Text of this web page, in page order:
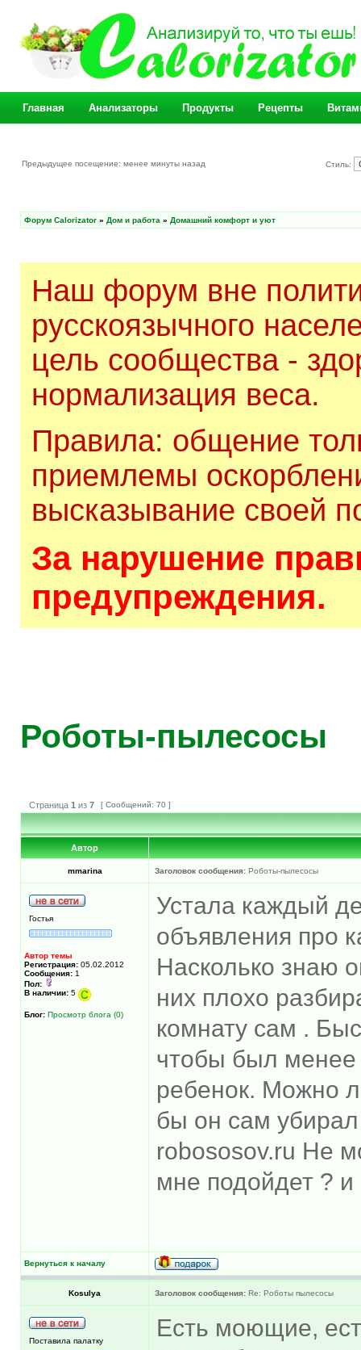
Главная Анализаторы Продукты Рецепты
Предыдущее посещение: менее минуты назад Стиль:
Форум Calorizator » Дом и работа » Домашний комфорт и уют
Наш форум вне
русскоязычного
цель сообщества -
нормализация веса.
Правила: общение
приемлемы
высказывание своей
За нарушение
предупреждения.
Роботы-пылесосы
Страница 1 из 7 [ Сообщений: 70 ]
Автор
mmarina Заголовок сообщения: Роботы-пылесосы
Гостья
Автор темы
Регистрация: 05.02.2012
Сообщения: 1
Пол:
В наличии: 5
Блог: Просмотр блога (0)
Устала каждый
объявления про
Насколько знаю
них плохо
комнату сам .
чтобы был
ребенок. Можно
бы он сам убирал
robososov.ru Не
мне подойдет ?
Вернуться к началу
Kosulya Заголовок сообщения: Re: Роботы пылесосы
Поставила палатку
Есть моющие,